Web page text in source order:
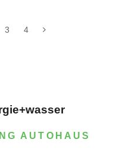
3 4
AUTOHAUS